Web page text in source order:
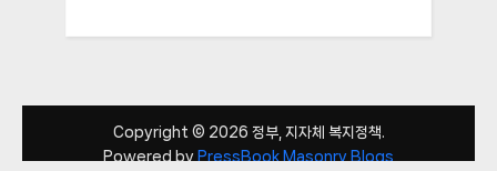
Copyright © 2026 정부, 지자체 복지정책.
Powered by PressBook Masonry Blogs